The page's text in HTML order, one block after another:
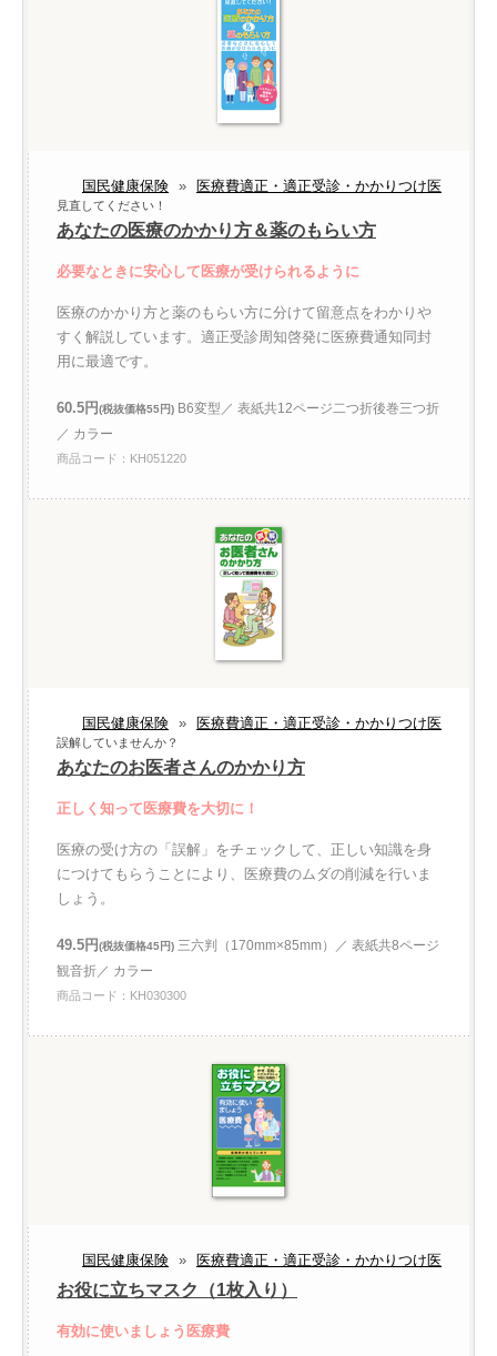
国民健康保険 » 医療費適正・適正受診・かかりつけ医
見直してください！
あなたの医療のかかり方＆薬のもらい方
必要なときに安心して医療が受けられるように
医療のかかり方と薬のもらい方に分けて留意点をわかりや
すく解説しています。適正受診周知啓発に医療費通知同封
用に最適です。
60.5円(税抜価格55円) B6変型／ 表紙共12ページ二つ折後巻三つ折
／ カラー
商品コード：KH051220
国民健康保険 » 医療費適正・適正受診・かかりつけ医
誤解していませんか？
あなたのお医者さんのかかり方
正しく知って医療費を大切に！
医療の受け方の「誤解」をチェックして、正しい知識を身
につけてもらうことにより、医療費のムダの削減を行いま
しょう。
49.5円(税抜価格45円) 三六判（170mm×85mm）／ 表紙共8ページ
観音折／ カラー
商品コード：KH030300
国民健康保険 » 医療費適正・適正受診・かかりつけ医
お役に立ちマスク（1枚入り）
有効に使いましょう医療費